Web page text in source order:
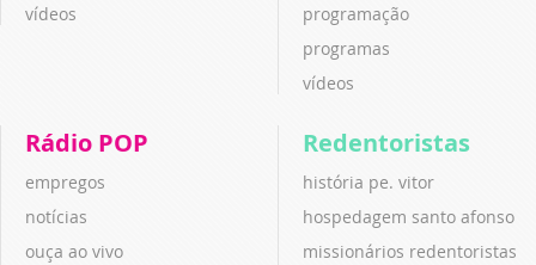
vídeos
programação
programas
vídeos
Rádio POP
empregos
notícias
ouça ao vivo
Redentoristas
história pe. vitor
hospedagem santo afonso
missionários redentoristas